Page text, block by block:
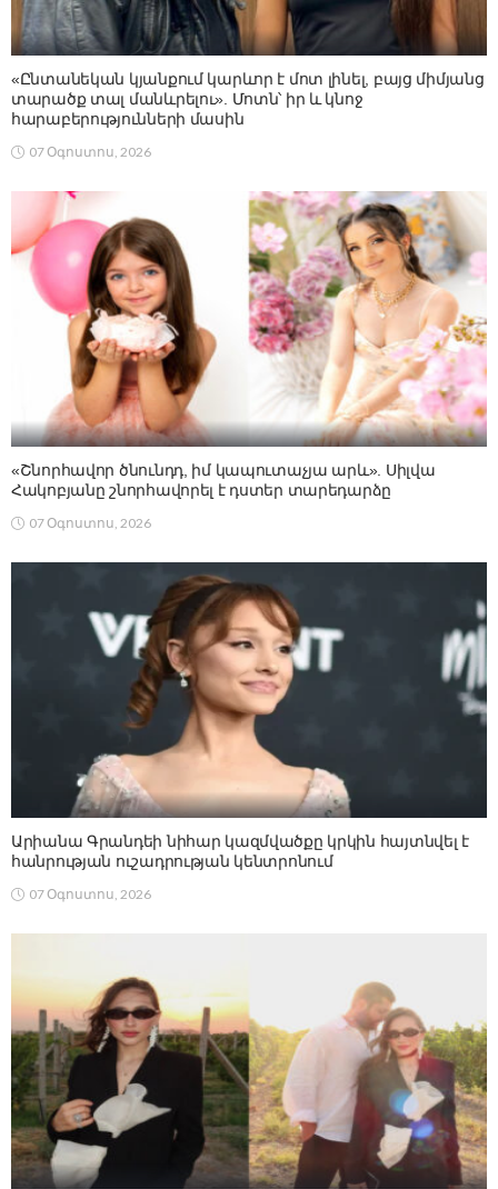
«Ընտանեկան կյանքում կարևոր է մոտ լինել, բայց միմյանց
տարածք տալ մանևրելու». Մոտն՝ իր և կնոջ
հարաբերությունների մասին
07 Օգոստոս, 2026
«Շնորհավոր ծնունդդ, իմ կապուտաչյա արև». Սիլվա
Հակոբյանը շնորհավորել է դստեր տարեդարձը
07 Օգոստոս, 2026
Արիանա Գրանդեի նիհար կազմվածքը կրկին հայտնվել է
հանրության ուշադրության կենտրոնում
07 Օգոստոս, 2026